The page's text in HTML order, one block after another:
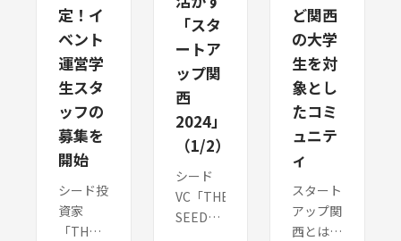
定！イ
ベント
運営学
生スタ
ッフの
募集を
開始
シード投
資家
「THE
「スタ
ートア
ップ関
西
2024」
（1/2）
シード
VC「THE
SEED」
ど関西
の大学
生を対
象とし
たコミ
ュニテ
ィ
スタート
アップ関
西とは-